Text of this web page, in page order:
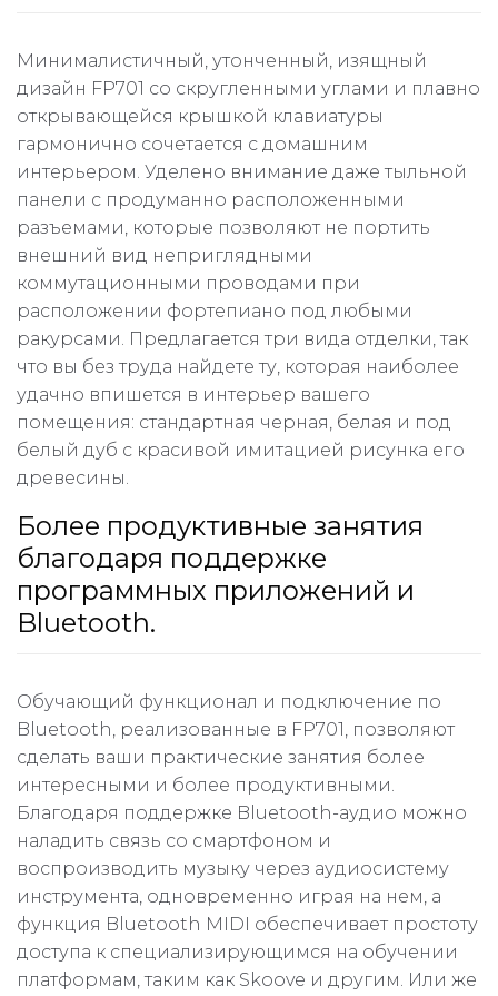
Минималистичный, утонченный, изящный
дизайн FP701 со скругленными углами и плавно
открывающейся крышкой клавиатуры
гармонично сочетается с домашним
интерьером. Уделено внимание даже тыльной
панели с продуманно расположенными
разъемами, которые позволяют не портить
внешний вид неприглядными
коммутационными проводами при
расположении фортепиано под любыми
ракурсами. Предлагается три вида отделки, так
что вы без труда найдете ту, которая наиболее
удачно впишется в интерьер вашего
помещения: стандартная черная, белая и под
белый дуб с красивой имитацией рисунка его
древесины.
Более продуктивные занятия
благодаря поддержке
программных приложений и
Bluetooth.
Обучающий функционал и подключение по
Bluetooth, реализованные в FP701, позволяют
сделать ваши практические занятия более
интересными и более продуктивными.
Благодаря поддержке Bluetooth-аудио можно
наладить связь со смартфоном и
воспроизводить музыку через аудиосистему
инструмента, одновременно играя на нем, а
функция Bluetooth MIDI обеспечивает простоту
доступа к специализирующимся на обучении
платформам, таким как Skoove и другим. Или же